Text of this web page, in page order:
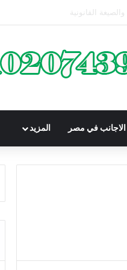
المشتري في القانون المصري
الاجانب في مصر المزيد